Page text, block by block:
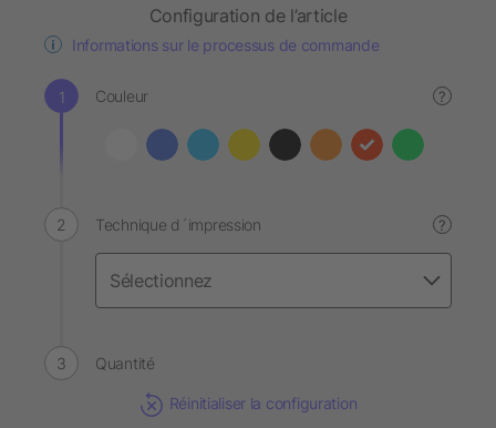
Configuration de l’article
Informations sur le processus de commande
Couleur ?
Technique d´impression ?
Quantité
Réinitialiser la configuration